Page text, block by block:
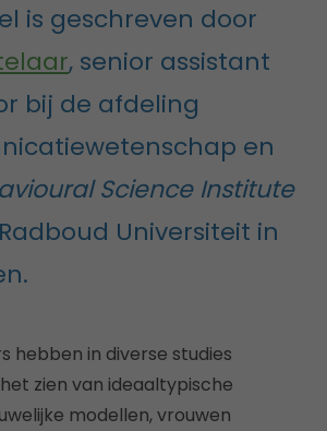
is geschreven door
, senior assistant
bij de afdeling
en
Science Institute
Universiteit in
hebben in diverse studies
zien van ideaaltypische
modellen, vrouwen